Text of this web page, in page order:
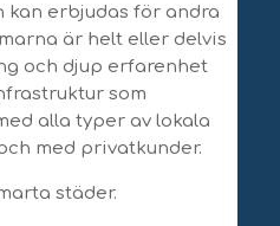
erbjudas för andra
är helt eller delvis
och djup erfarenhet
som
alla typer av lokala
med privatkunder.
städer.